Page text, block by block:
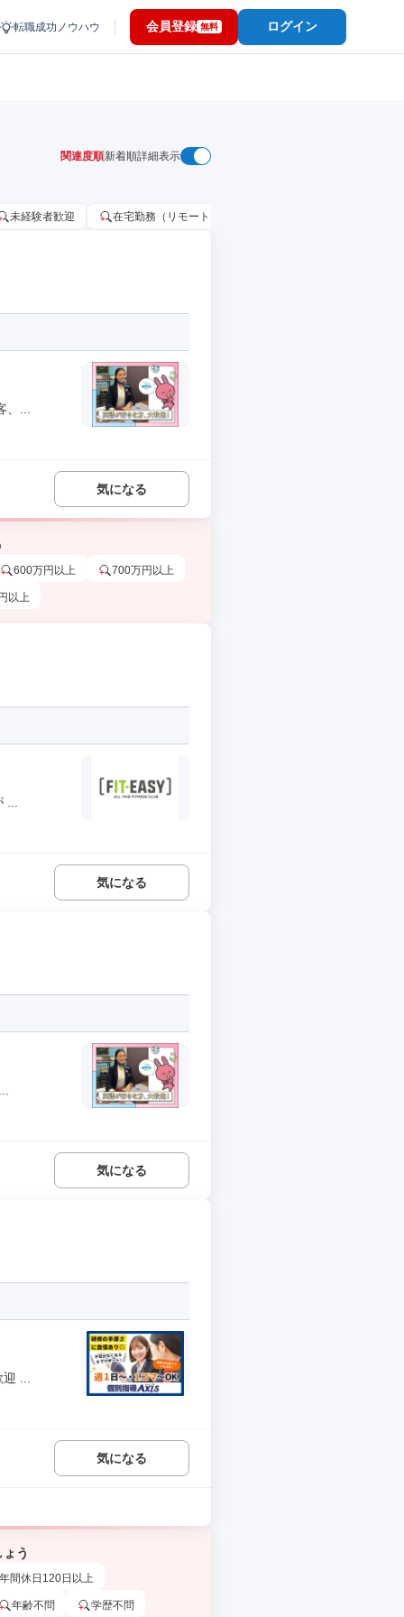
転職成功ノウハウ 会員登録 無料 ログイン
関連度順新着順詳細表示
未経験者歓迎 在宅勤務（リモートワーク）OK
...
気になる
600万円以上 700万円以上
以上
気になる
気になる
...
気になる
う
年間休日120日以上
年齢不問 学歴不問